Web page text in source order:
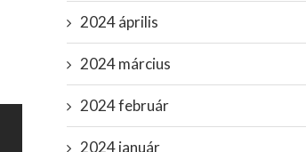
2024 április
2024 március
2024 február
2024 január